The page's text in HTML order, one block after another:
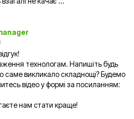
технологам. Напишіть будь
саме викликало складнощі? Будемо
відео у формі за посиланням:
нам стати краще!